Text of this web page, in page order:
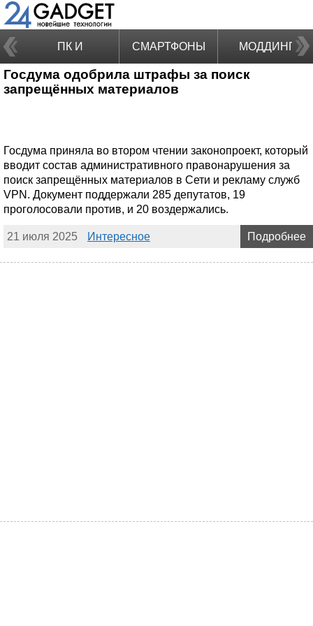
ПК И
НОУТБУКИ
СМАРТФОНЫ МОДДИНГ
Госдума одобрила штрафы за поиск
запрещённых материалов
Госдума приняла во втором чтении законопроект, который
вводит состав административного правонарушения за
поиск запрещённых материалов в Сети и рекламу служб
VPN. Документ поддержали 285 депутатов, 19
проголосовали против, и 20 воздержались.
21 июля 2025 Интересное Подробнее